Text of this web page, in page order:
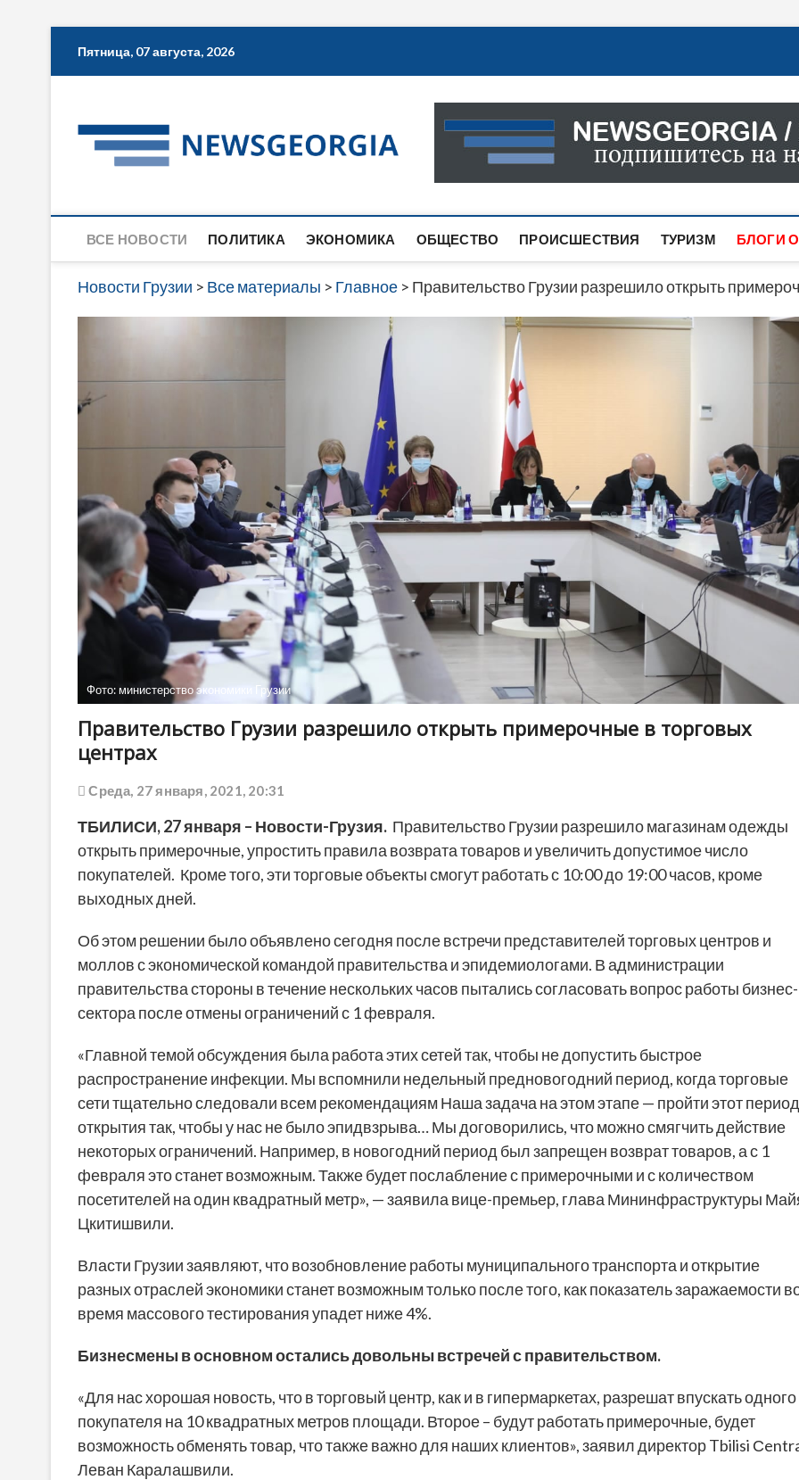
Пятница, 07 августа, 2026
Новости Грузии
САМАЯ АКТУАЛЬНАЯ ИНФОРМАЦИЯ О СОБЫТИЯХ
САЙТЕ ВЫ НАЙДЕТЕ НОВОСТИ ПОЛИТИКИ,
ВСЕ НОВОСТИ ПОЛИТИКА ЭКОНОМИКА ОБЩЕСТВО ПРОИСШЕСТВИЯ ТУРИЗМ БЛОГИ
Новости Грузии > Все материалы > Главное > Правительство Грузии разрешило открыть
Фото: министерство экономики Грузии
Правительство Грузии разрешило открыть примерочные в торговых
центрах
Среда, 27 января, 2021, 20:31
ТБИЛИСИ,27 января – Новости-Грузия. Правительство Грузии разрешило магазинам одежды
открыть примерочные, упростить правила возврата товаров и увеличить допустимое число
покупателей. Кроме того, эти торговые объекты смогут работать с 10:00 до 19:00 часов, кроме
выходных дней.
Об этом решении было объявлено сегодня после встречи представителей торговых центров и
моллов с экономической командой правительства и эпидемиологами. В администрации
правительства стороны в течение нескольких часов пытались согласовать вопрос работы бизнес-
сектора после отмены ограничений с 1 февраля.
«Главной темой обсуждения была работа этих сетей так, чтобы не допустить быстрое
распространение инфекции. Мы вспомнили недельный предновогодний период, когда торговые
сети тщательно следовали всем рекомендациям Наша задача на этом этапе — пройти этот период
открытия так, чтобы у нас не было эпидвзрыва… Мы договорились, что можно смягчить действие
некоторых ограничений. Например, в новогодний период был запрещен возврат товаров, а с 1
февраля это станет возможным. Также будет послабление с примерочными и с количеством
посетителей на один квадратный метр», — заявила вице-премьер, глава Мининфраструктуры
Цкитишвили.
Власти Грузии заявляют, что возобновление работы муниципального транспорта и открытие
разных отраслей экономики станет возможным только после того, как показатель заражаемости
время массового тестирования упадет ниже 4%.
Бизнесмены в основном остались довольны встречей с правительством.
«Для нас хорошая новость, что в торговый центр, как и в гипермаркетах, разрешат впускать одного
покупателя на 10 квадратных метров площади. Второе – будут работать примерочные, будет
возможность обменять товар, что также важно для наших клиентов», заявил директор Tbilisi
Леван Каралашвили.